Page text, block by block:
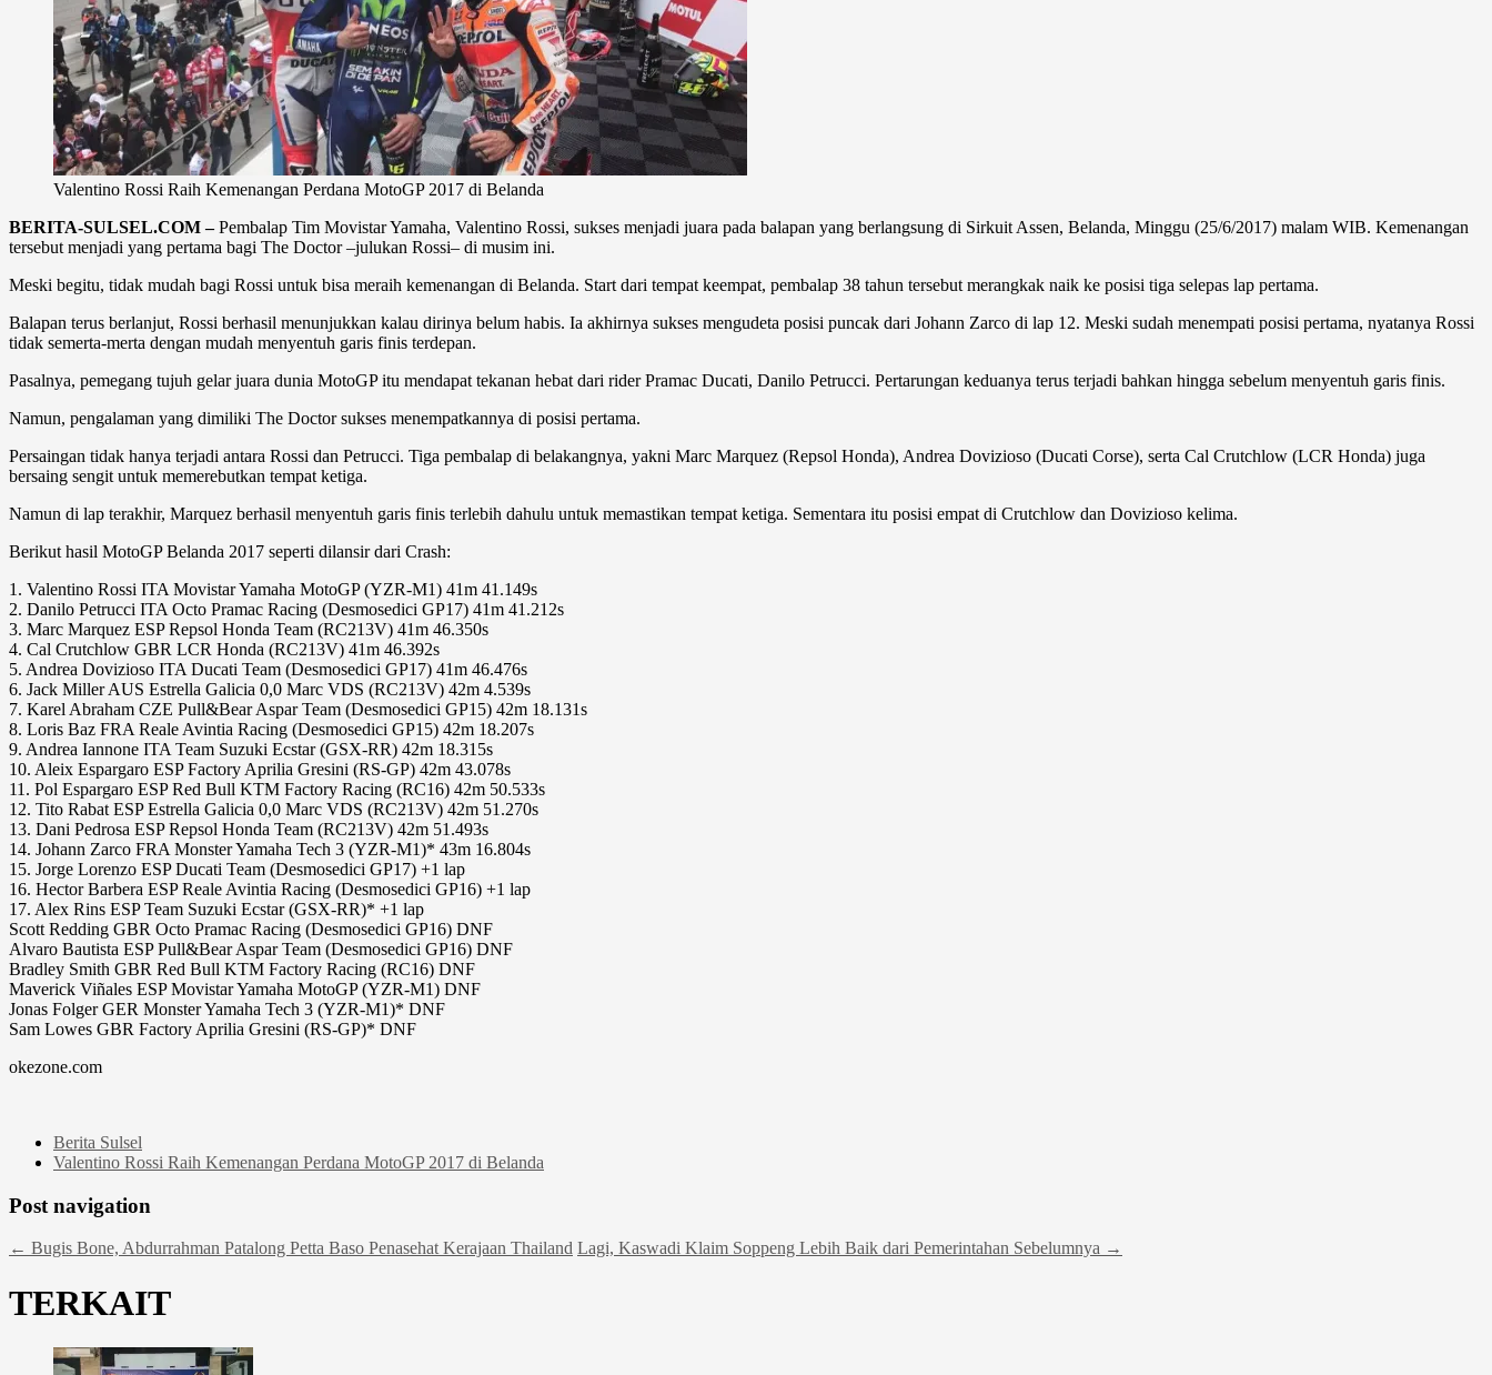
Valentino Rossi Raih Kemenangan Perdana MotoGP 2017 di Belanda
BERITA-SULSEL.COM –Pembalap Tim Movistar Yamaha, Valentino Rossi, sukses menjadi juara pada balapan yang berlangsung di Sirkuit Assen, Belanda, Minggu (25/6/2017) malam WIB. Kemenangan
tersebut menjadi yang pertama bagi The Doctor –julukan Rossi– di musim ini.
Meski begitu, tidak mudah bagi Rossi untuk bisa meraih kemenangan di Belanda. Start dari tempat keempat, pembalap 38 tahun tersebut merangkak naik ke posisi tiga selepas lap pertama.
Balapan terus berlanjut, Rossi berhasil menunjukkan kalau dirinya belum habis. Ia akhirnya sukses mengudeta posisi puncak dari Johann Zarco di lap 12. Meski sudah menempati posisi pertama, nyatanya Rossi
tidak semerta-merta dengan mudah menyentuh garis finis terdepan.
Pasalnya, pemegang tujuh gelar juara dunia MotoGP itu mendapat tekanan hebat dari rider Pramac Ducati, Danilo Petrucci. Pertarungan keduanya terus terjadi bahkan hingga sebelum menyentuh garis finis.
Namun, pengalaman yang dimiliki The Doctor sukses menempatkannya di posisi pertama.
Persaingan tidak hanya terjadi antara Rossi dan Petrucci. Tiga pembalap di belakangnya, yakni Marc Marquez (Repsol Honda), Andrea Dovizioso (Ducati Corse), serta Cal Crutchlow (LCR Honda) juga
bersaing sengit untuk memerebutkan tempat ketiga.
Namun di lap terakhir, Marquez berhasil menyentuh garis finis terlebih dahulu untuk memastikan tempat ketiga. Sementara itu posisi empat di Crutchlow dan Dovizioso kelima.
Berikut hasil MotoGP Belanda 2017 seperti dilansir dari Crash:
1. Valentino Rossi ITA Movistar Yamaha MotoGP (YZR-M1) 41m 41.149s
2. Danilo Petrucci ITA Octo Pramac Racing (Desmosedici GP17) 41m 41.212s
3. Marc Marquez ESP Repsol Honda Team (RC213V) 41m 46.350s
4. Cal Crutchlow GBR LCR Honda (RC213V) 41m 46.392s
5. Andrea Dovizioso ITA Ducati Team (Desmosedici GP17) 41m 46.476s
6. Jack Miller AUS Estrella Galicia 0,0 Marc VDS (RC213V) 42m 4.539s
7. Karel Abraham CZE Pull&Bear Aspar Team (Desmosedici GP15) 42m 18.131s
8. Loris Baz FRA Reale Avintia Racing (Desmosedici GP15) 42m 18.207s
9. Andrea Iannone ITA Team Suzuki Ecstar (GSX-RR) 42m 18.315s
10. Aleix Espargaro ESP Factory Aprilia Gresini (RS-GP) 42m 43.078s
11. Pol Espargaro ESP Red Bull KTM Factory Racing (RC16) 42m 50.533s
12. Tito Rabat ESP Estrella Galicia 0,0 Marc VDS (RC213V) 42m 51.270s
13. Dani Pedrosa ESP Repsol Honda Team (RC213V) 42m 51.493s
14. Johann Zarco FRA Monster Yamaha Tech 3 (YZR-M1)* 43m 16.804s
15. Jorge Lorenzo ESP Ducati Team (Desmosedici GP17) +1 lap
16. Hector Barbera ESP Reale Avintia Racing (Desmosedici GP16) +1 lap
17. Alex Rins ESP Team Suzuki Ecstar (GSX-RR)* +1 lap
Scott Redding GBR Octo Pramac Racing (Desmosedici GP16) DNF
Alvaro Bautista ESP Pull&Bear Aspar Team (Desmosedici GP16) DNF
Bradley Smith GBR Red Bull KTM Factory Racing (RC16) DNF
Maverick Viñales ESP Movistar Yamaha MotoGP (YZR-M1) DNF
Jonas Folger GER Monster Yamaha Tech 3 (YZR-M1)* DNF
Sam Lowes GBR Factory Aprilia Gresini (RS-GP)* DNF
okezone.com
Berita Sulsel
Valentino Rossi Raih Kemenangan Perdana MotoGP 2017 di Belanda
Post navigation
← Bugis Bone, Abdurrahman Patalong Petta Baso Penasehat Kerajaan Thailand Lagi, Kaswadi Klaim Soppeng Lebih Baik dari Pemerintahan Sebelumnya →
TERKAIT